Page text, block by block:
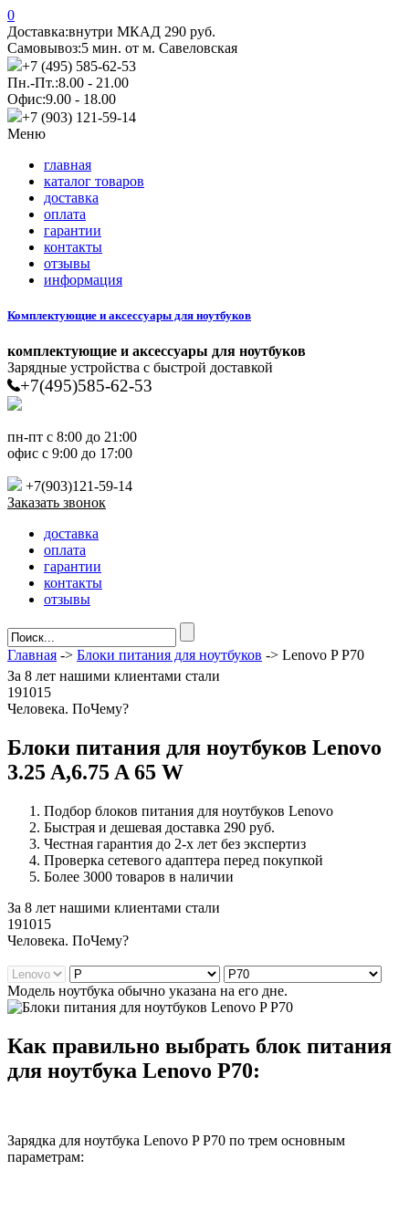
0
Доставка:внутри МКАД 290 руб.
Самовывоз:5 мин. от м. Савеловская
+7 (495) 585-62-53
Пн.-Пт.:8.00 - 21.00
Офис:9.00 - 18.00
+7 (903) 121-59-14
Меню
главная
каталог товаров
доставка
оплата
гарантии
контакты
отзывы
информация
Комплектующие и аксессуары для ноутбуков
комплектующие и аксессуары для ноутбуков
Зарядные устройства с быстрой доставкой
+7(495)585-62-53
пн-пт с 8:00 до 21:00
офис с 9:00 до 17:00
+7(903)121-59-14
Заказать звонок
доставка
оплата
гарантии
контакты
отзывы
Главная -> Блоки питания для ноутбуков -> Lenovo P P70
За 8 лет нашими клиентами стали
191015
Человека. ПоЧему?
Блоки питания для ноутбуков Lenovo
3.25 A,6.75 A 65 W
Подбор блоков питания для ноутбуков Lenovo
Быстрая и дешевая доставка 290 руб.
Честная гарантия до 2-х лет без экспертиз
Проверка сетевого адаптера перед покупкой
Более 3000 товаров в наличии
За 8 лет нашими клиентами стали
191015
Человека. ПоЧему?
Модель ноутбука обычно указана на его дне.
Как правильно выбрать блок питания
для ноутбука Lenovo P70:
Зарядка для ноутбука Lenovo P P70 по трем основным
параметрам: